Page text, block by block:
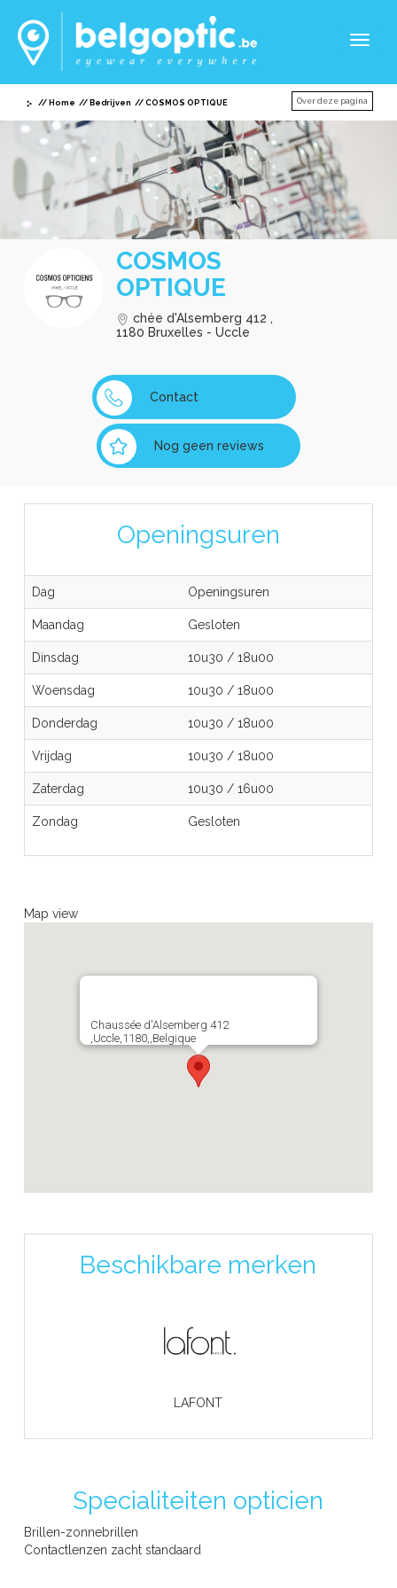
Home Bedrijven COSMOS OPTIQUE Over deze pagina
COSMOS
OPTIQUE
chée d'Alsemberg 412 ,
1180 Bruxelles - Uccle
Contact
Nog geen reviews
Openingsuren
Dag Openingsuren
Maandag Gesloten
Dinsdag 10u30 /18u00
Woensdag 10u30 /18u00
Donderdag 10u30 /18u00
Vrijdag 10u30 /18u00
Zaterdag 10u30 /16u00
Zondag Gesloten
Map view
Chaussée d'Alsemberg 412
,Uccle,1180,,Belgique
Beschikbare merken
LAFONT
Specialiteiten opticien
Brillen-zonnebrillen
Contactlenzen zacht standaard